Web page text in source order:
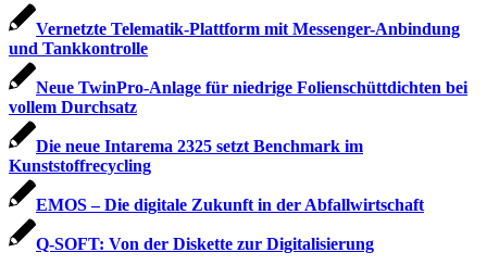
Vernetzte Telematik-Plattform mit Messenger-Anbindung
und Tankkontrolle
Neue TwinPro-Anlage für niedrige Folien­schüttdichten bei
vollem Durchsatz
Die neue Intarema 2325 setzt Benchmark im
Kunststoffrecycling
EMOS – Die digitale Zukunft in der Abfallwirtschaft
Q-SOFT: Von der Diskette zur Digitalisierung